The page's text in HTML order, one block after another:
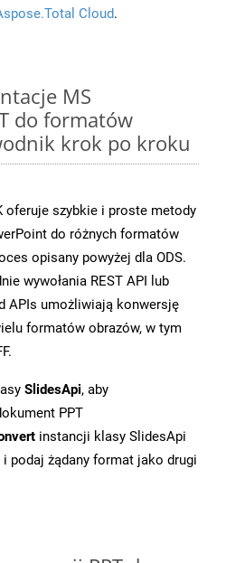
Cloud.
MS
do formatów
krok po kroku
oferuje szybkie i proste metody
do różnych formatów
opisany powyżej dla ODS.
wywołania REST API lub
APIs umożliwiają konwersję
formatów obrazów, w tym
SlidesApi, aby
PPT
instancji klasy SlidesApi
podaj żądany format jako drugi